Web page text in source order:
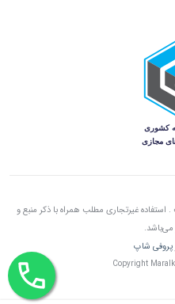
غیرتجاری مطلب همراه با ذکر منبع و
پروفی شاپ
Copyright